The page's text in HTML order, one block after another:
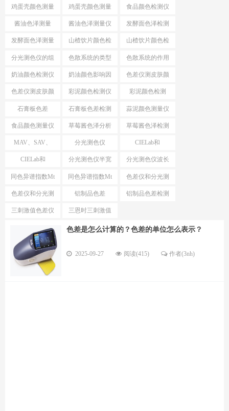
仪 仪
鸡蛋壳颜色测量 鸡蛋壳颜色测量
仪
食品颜色检测仪
酱油色泽测量 酱油色泽测量仪 发酵面色泽检测
仪
发酵面色泽测量
仪
山楂饮片颜色检
测工具
山楂饮片颜色检
测仪器
分光测色仪的组
成
色散系统的类型 色散系统的作用
奶油颜色检测仪 奶油颜色影响因
素
色差仪测皮肤颜
色
色差仪测皮肤颜
色方法
彩泥颜色检测仪 彩泥颜色检测
石膏板色差 石膏板色差检测 蒜泥颜色测量仪
食品颜色测量仪 草莓酱色泽分析
仪
草莓酱色泽检测
仪
MAV、SAV、
SSAV区别
分光测色仪
MAV、SAV、
SSAV
CIELab和
HunterLab
CIELab和
HunterLab区别
分光测色仪半宽
带
分光测色仪波长
间隔
同色异谱指数Mt 同色异谱指数Mt
测试仪
色差仪和分光测
色仪区别
色差仪和分光测
色仪选择
铝制品色差 铝制品色差检测
三刺激值色差仪 三恩时三刺激值
色差仪型号
色差是怎么计算的？色差的单位怎么表示？
2025-09-27 阅读(415) 作者(3nh)